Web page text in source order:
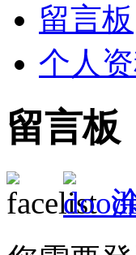
留言板
个人
留言板